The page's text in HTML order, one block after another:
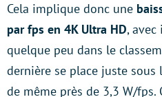
Cela implique donc une
par fps en 4K Ultra HD,
quelque peu dans le
dernière se place juste sous
de même près de 3,3 W/fps.